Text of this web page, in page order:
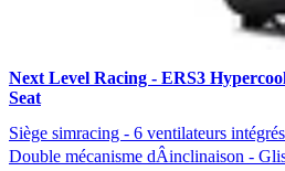
Next Level Racing - ERS3
Seat
Siège simracing - 6 ventilateurs
Double mécanisme dÂinclinaison -